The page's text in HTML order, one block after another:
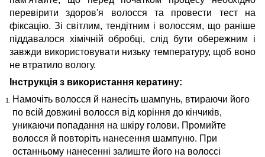
перевірити здоров'я волосся та провести тест на
фіксацію. Зі світлим, тендітним і волоссям, що раніше
піддавалося хімічній обробці, слід бути обережним і
завжди використовувати низьку температуру, щоб воно
не втратило вологу.
Інструкція з використання кератину:
Намочіть волосся й нанесіть шампунь, втираючи його
по всій довжині волосся від коріння до кінчиків,
уникаючи попадання на шкіру голови. Промийте
волосся й повторіть нанесення шампуню. При
останньому нанесенні залиште його на волоссі